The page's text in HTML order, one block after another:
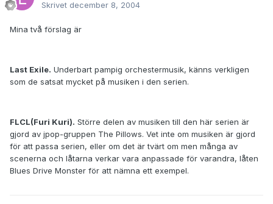
Skrivet december 8, 2004
Mina två förslag är
Last Exile. Underbart pampig orchestermusik, känns verkligen
som de satsat mycket på musiken i den serien.
FLCL(Furi Kuri). Större delen av musiken till den här serien är
gjord av jpop-gruppen The Pillows. Vet inte om musiken är gjord
för att passa serien, eller om det är tvärt om men många av
scenerna och låtarna verkar vara anpassade för varandra, låten
Blues Drive Monster för att nämna ett exempel.